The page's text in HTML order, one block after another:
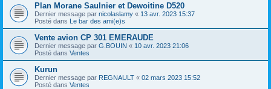
Plan Morane Saulnier et Dewoitine D520
Dernier message par nicolaslamy « 13 avr. 2023 15:37
Posté dans Le bar des ami(e)s
Vente avion CP 301 EMERAUDE
Dernier message par G.BOUIN « 10 avr. 2023 21:06
Posté dans Ventes
Kurun
Dernier message par REGNAULT « 02 mars 2023 15:52
Posté dans Ventes